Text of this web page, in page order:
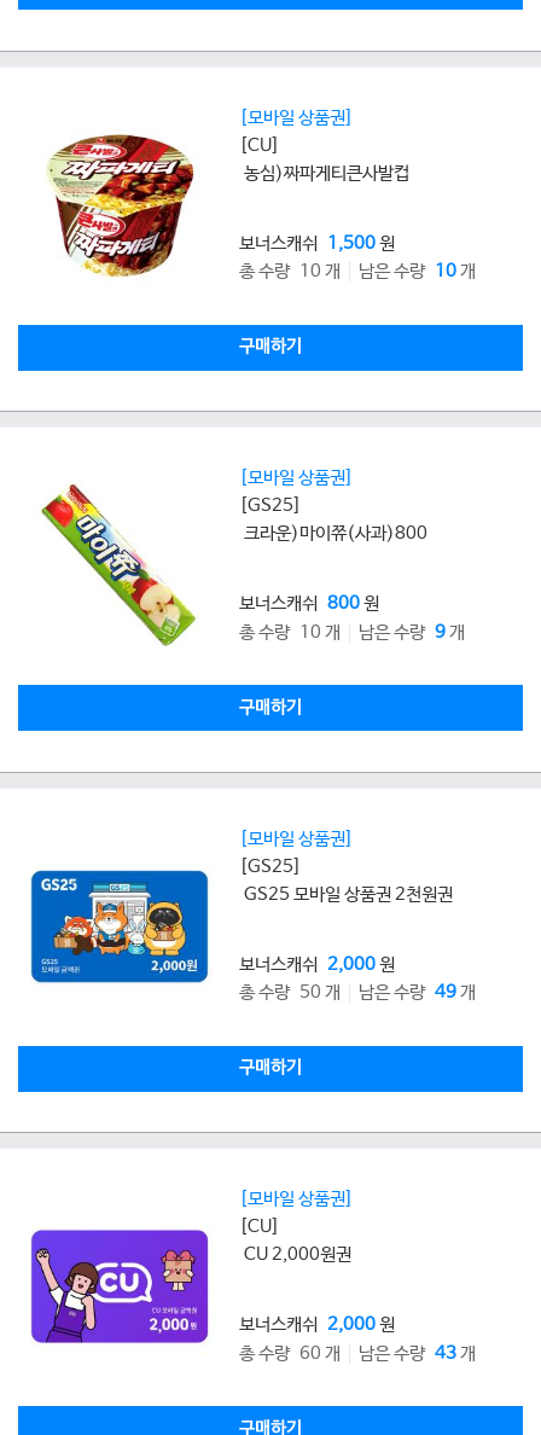
[모바일 상품권]
[CU]
농심)짜파게티큰사발컵
보너스캐쉬 1,500원
총 수량 10 개
남은 수량 10개
구매하기
[모바일 상품권]
[GS25]
크라운)마이쮸(사과)800
보너스캐쉬 800원
총 수량 10 개
남은 수량 9개
구매하기
[모바일 상품권]
[GS25]
GS25 모바일 상품권 2천원권
보너스캐쉬 2,000원
총 수량 50 개
남은 수량 49개
구매하기
[모바일 상품권]
[CU]
CU 2,000원권
보너스캐쉬 2,000원
총 수량 60 개
남은 수량 43개
구매하기